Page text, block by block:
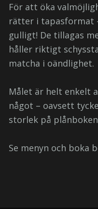
För att öka
rätter i tapasformat
gulligt! De tillagas
håller riktigt
matcha i oändlighet.
Målet är helt enkelt
något – oavsett
storlek på
Se menyn och boka